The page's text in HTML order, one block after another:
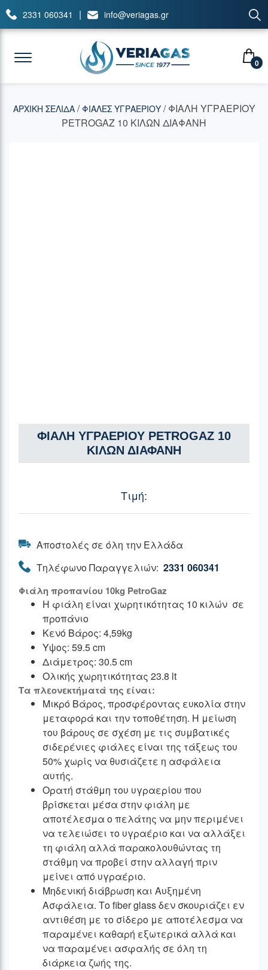
2331 060341 | info@veriagas.gr
0
ΑΡΧΙΚΉ ΣΕΛΊΔΑ/ ΦΙΑΛΕΣ ΥΓΡΑΕΡΙΟΥ/ ΦΙΑΛΗ ΥΓΡΑΕΡΙΟΥ
PETROGAZ 10 ΚΙΛΩΝ ΔΙΑΦΑΝΗ
ΦΙΑΛΗ ΥΓΡΑΕΡΙΟΥ PETROGAZ 10
ΚΙΛΩΝ ΔΙΑΦΑΝΗ
Αποστολές σε όλη την Ελλάδα
Τηλέφωνο Παραγγελιών: 2331 060341
Φιάλη προπανίου 10kg PetroGaz
H φιάλη είναι χωρητικότητας 10 κιλών σε
προπάνιο
Κενό Βάρος: 4,59kg
Υψος: 59.5 cm
Διάμετρος: 30.5 cm
Ολικής χωρητικότητας 23.8 lt
Τα πλεονεκτήματά της είναι:
Μικρό Βάρος, προσφέροντας ευκολία στην
μεταφορά και την τοποθέτηση. Η μείωση
του βάρους σε σχέση με τις συμβατικές
σιδερένιες φιάλες είναι της τάξεως του
50% χωρίς να θυσιάζετε η ασφάλεια
αυτής.
Ορατή στάθμη του υγραερίου που
βρίσκεται μέσα στην φιάλη με
αποτέλεσμα ο πελάτης να μην περιμένει
να τελειώσει το υγραέριο και να αλλάξει
τη φιάλη αλλά παρακολουθώντας τη
στάθμη να προβεί στην αλλαγή πριν
μείνει από υγραέριο.
Μηδενική διάβρωση και Αυξημένη
Ασφάλεια. Το fiber glass δεν σκουριάζει εν
αντιθέση με το σίδερο με αποτέλεσμα να
παραμένει καθαρή εξωτερικά αλλά και
να παραμένει ασφαλής σε όλη τη
διάρκεια ζωής της.